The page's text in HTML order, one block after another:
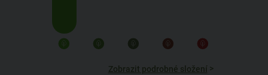
Zobrazit podrobné složení >